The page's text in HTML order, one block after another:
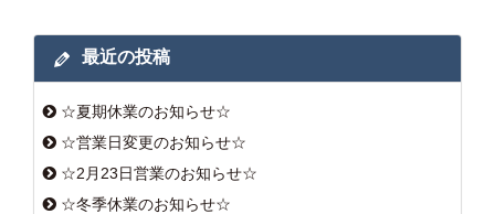
最近の投稿
☆夏期休業のお知らせ☆
☆営業日変更のお知らせ☆
☆2月23日営業のお知らせ☆
☆冬季休業のお知らせ☆